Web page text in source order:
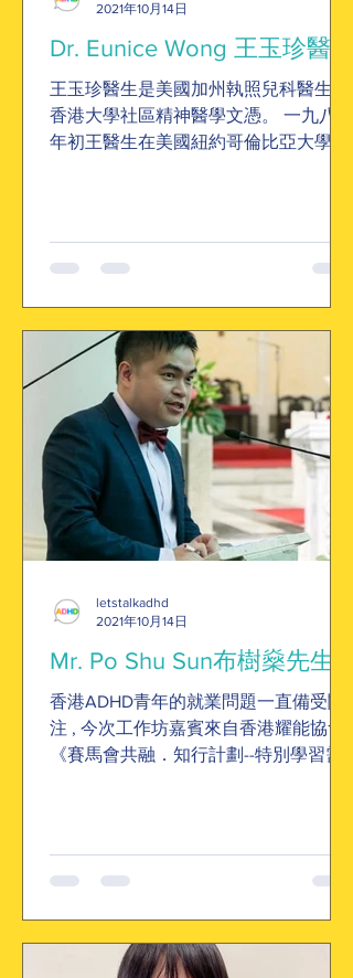
Dr. Eunice Wong 王玉珍醫生
王玉珍醫生是美國加州執照兒科醫生，
香港大學社區精神醫學文憑。 一九八零
年初王醫生在美國紐約哥倫比亞大學唸
年。 畢業後在加州受訓，並考取美國兒
科執照文憑。...
2021年10月14日
Mr. Po Shu Sun布樹燊先生
香港ADHD青年的就業問題一直備受關
注 , 今次工作坊嘉賓來自香港耀能協會
《賽馬會共融．知行計劃--特別學習需
及成功就業。
letstalkadhd
2021年10月14日